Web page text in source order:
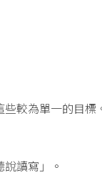
較為單一的目
讀寫」。